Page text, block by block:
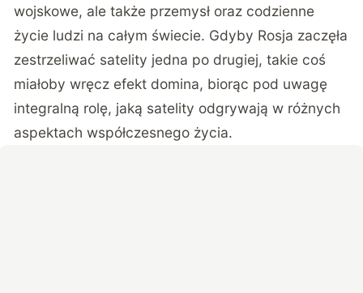
wojskowe, ale także przemysł oraz codzienne
życie ludzi na całym świecie. Gdyby Rosja zaczęła
zestrzeliwać satelity jedna po drugiej, takie coś
miałoby wręcz efekt domina, biorąc pod uwagę
integralną rolę, jaką satelity odgrywają w różnych
aspektach współczesnego życia.